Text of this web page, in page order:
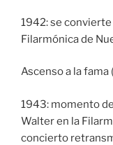
1942: se
Filarmónica de
Ascenso a la
1943: momento
Walter en la
concierto